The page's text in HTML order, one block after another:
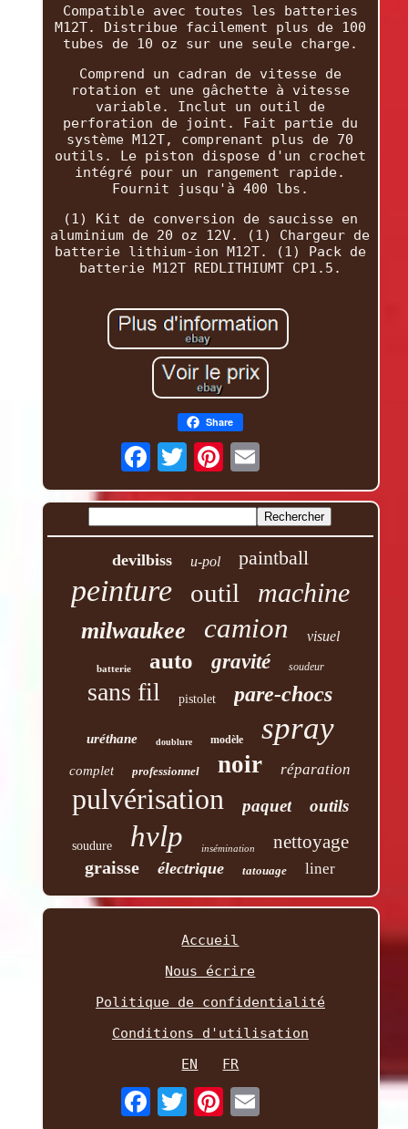
Compatible avec toutes les batteries
M12T. Distribue facilement plus de 100
tubes de 10 oz sur une seule charge.
Comprend un cadran de vitesse de
rotation et une gâchette à vitesse
variable. Inclut un outil de
perforation de joint. Fait partie du
système M12T, comprenant plus de 70
outils. Le piston dispose d'un crochet
intégré pour un rangement rapide.
Fournit jusqu'à 400 lbs.
(1) Kit de conversion de saucisse en
aluminium de 20 oz 12V. (1) Chargeur de
batterie lithium-ion M12T. (1) Pack de
batterie M12T REDLITHIUMT CP1.5.
Share
devilbiss u-pol paintball
peinture outil machine
milwaukee camion visuel
batterie auto gravité soudeur
sans fil pistolet pare-chocs
uréthane doublure modèle spray
complet professionnel noir réparation
pulvérisation paquet outils
soudure hvlp insémination nettoyage
graisse électrique tatouage liner
Accueil
Nous écrire
Politique de confidentialité
Conditions d'utilisation
EN
FR